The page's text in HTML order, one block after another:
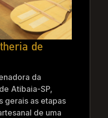
de
da
Atibaia-SP,
gerais as etapas
de uma